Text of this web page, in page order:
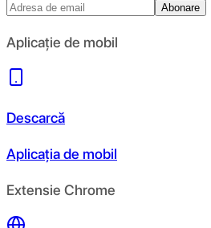
Abonare
Aplicație de mobil
Descarcă
Aplicația de mobil
Extensie Chrome